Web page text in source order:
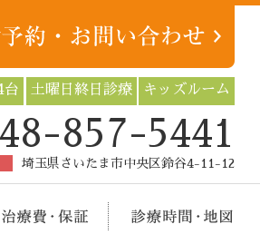
台 土曜日終日診療 キッズルーム
857-5441
埼玉県さいたま市中央区鈴谷4-11-12
ニュー 治療費・保証